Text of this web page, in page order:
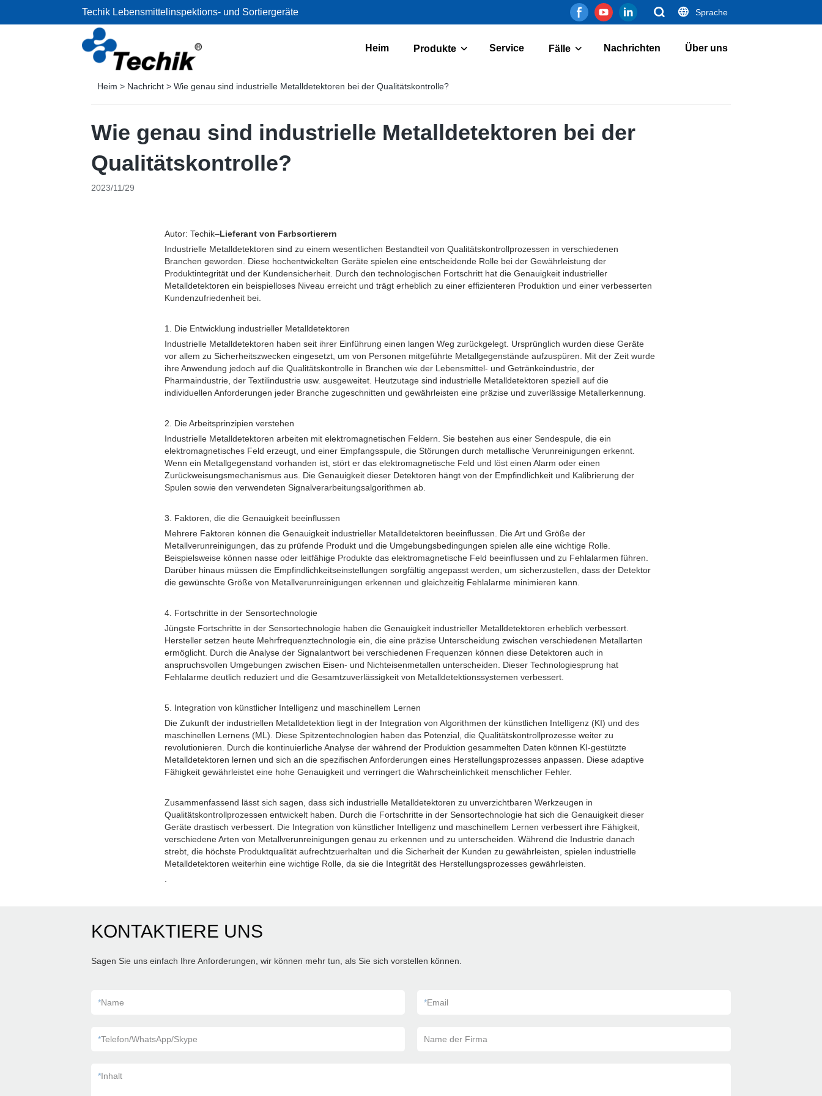
Techik Lebensmittelinspektions- und Sortiergeräte Sprache
Heim Produkte Service Fälle Nachrichten Über uns
Heim > Nachricht >Wie genau sind industrielle Metalldetektoren bei der Qualitätskontrolle?
Wie genau sind industrielle Metalldetektoren bei der
Qualitätskontrolle?
2023/11/29
Autor: Techik–Lieferant von Farbsortierern
Industrielle Metalldetektoren sind zu einem wesentlichen Bestandteil von Qualitätskontrollprozessen in verschiedenen
Branchen geworden. Diese hochentwickelten Geräte spielen eine entscheidende Rolle bei der Gewährleistung der
Produktintegrität und der Kundensicherheit. Durch den technologischen Fortschritt hat die Genauigkeit industrieller
Metalldetektoren ein beispielloses Niveau erreicht und trägt erheblich zu einer effizienteren Produktion und einer verbesserten
Kundenzufriedenheit bei.
1. Die Entwicklung industrieller Metalldetektoren
Industrielle Metalldetektoren haben seit ihrer Einführung einen langen Weg zurückgelegt. Ursprünglich wurden diese Geräte
vor allem zu Sicherheitszwecken eingesetzt, um von Personen mitgeführte Metallgegenstände aufzuspüren. Mit der Zeit wurde
ihre Anwendung jedoch auf die Qualitätskontrolle in Branchen wie der Lebensmittel- und Getränkeindustrie, der
Pharmaindustrie, der Textilindustrie usw. ausgeweitet. Heutzutage sind industrielle Metalldetektoren speziell auf die
individuellen Anforderungen jeder Branche zugeschnitten und gewährleisten eine präzise und zuverlässige Metallerkennung.
2. Die Arbeitsprinzipien verstehen
Industrielle Metalldetektoren arbeiten mit elektromagnetischen Feldern. Sie bestehen aus einer Sendespule, die ein
elektromagnetisches Feld erzeugt, und einer Empfangsspule, die Störungen durch metallische Verunreinigungen erkennt.
Wenn ein Metallgegenstand vorhanden ist, stört er das elektromagnetische Feld und löst einen Alarm oder einen
Zurückweisungsmechanismus aus. Die Genauigkeit dieser Detektoren hängt von der Empfindlichkeit und Kalibrierung der
Spulen sowie den verwendeten Signalverarbeitungsalgorithmen ab.
3. Faktoren, die die Genauigkeit beeinflussen
Mehrere Faktoren können die Genauigkeit industrieller Metalldetektoren beeinflussen. Die Art und Größe der
Metallverunreinigungen, das zu prüfende Produkt und die Umgebungsbedingungen spielen alle eine wichtige Rolle.
Beispielsweise können nasse oder leitfähige Produkte das elektromagnetische Feld beeinflussen und zu Fehlalarmen führen.
Darüber hinaus müssen die Empfindlichkeitseinstellungen sorgfältig angepasst werden, um sicherzustellen, dass der Detektor
die gewünschte Größe von Metallverunreinigungen erkennen und gleichzeitig Fehlalarme minimieren kann.
4. Fortschritte in der Sensortechnologie
Jüngste Fortschritte in der Sensortechnologie haben die Genauigkeit industrieller Metalldetektoren erheblich verbessert.
Hersteller setzen heute Mehrfrequenztechnologie ein, die eine präzise Unterscheidung zwischen verschiedenen Metallarten
ermöglicht. Durch die Analyse der Signalantwort bei verschiedenen Frequenzen können diese Detektoren auch in
anspruchsvollen Umgebungen zwischen Eisen- und Nichteisenmetallen unterscheiden. Dieser Technologiesprung hat
Fehlalarme deutlich reduziert und die Gesamtzuverlässigkeit von Metalldetektionssystemen verbessert.
5. Integration von künstlicher Intelligenz und maschinellem Lernen
Die Zukunft der industriellen Metalldetektion liegt in der Integration von Algorithmen der künstlichen Intelligenz (KI) und des
maschinellen Lernens (ML). Diese Spitzentechnologien haben das Potenzial, die Qualitätskontrollprozesse weiter zu
revolutionieren. Durch die kontinuierliche Analyse der während der Produktion gesammelten Daten können KI-gestützte
Metalldetektoren lernen und sich an die spezifischen Anforderungen eines Herstellungsprozesses anpassen. Diese adaptive
Fähigkeit gewährleistet eine hohe Genauigkeit und verringert die Wahrscheinlichkeit menschlicher Fehler.
Zusammenfassend lässt sich sagen, dass sich industrielle Metalldetektoren zu unverzichtbaren Werkzeugen in
Qualitätskontrollprozessen entwickelt haben. Durch die Fortschritte in der Sensortechnologie hat sich die Genauigkeit dieser
Geräte drastisch verbessert. Die Integration von künstlicher Intelligenz und maschinellem Lernen verbessert ihre Fähigkeit,
verschiedene Arten von Metallverunreinigungen genau zu erkennen und zu unterscheiden. Während die Industrie danach
strebt, die höchste Produktqualität aufrechtzuerhalten und die Sicherheit der Kunden zu gewährleisten, spielen industrielle
Metalldetektoren weiterhin eine wichtige Rolle, da sie die Integrität des Herstellungsprozesses gewährleisten.
KONTAKTIERE UNS
Sagen Sie uns einfach Ihre Anforderungen, wir können mehr tun, als Sie sich vorstellen können.
*Name *Email
*Telefon/WhatsApp/Skype Name der Firma
*Inhalt